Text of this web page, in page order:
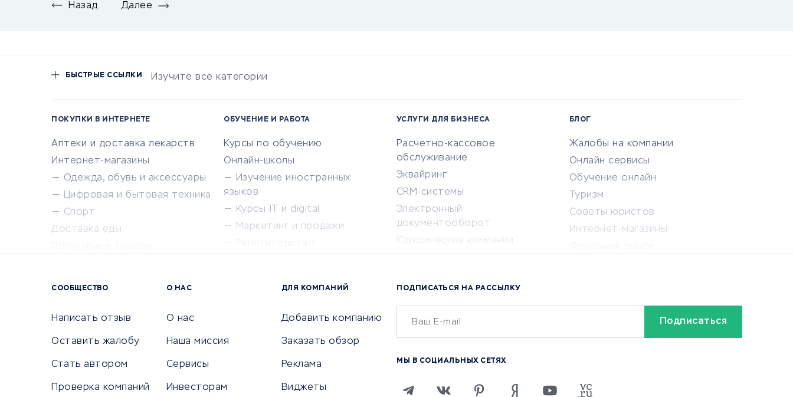
Назад Далее
БЫСТРЫЕ ССЫЛКИ Изучите все категории
ПОКУПКИ В ИНТЕРНЕТЕ
Аптеки и доставка лекарств
Интернет-магазины
Одежда, обувь и аксессуары
Цифровая и бытовая техника
Спорт
Доставка еды
ОБУЧЕНИЕ И РАБОТА
Курсы по обучению
Онлайн-школы
Изучение иностранных
языков
Курсы IT и digital
Маркетинг и продажи
Университеты
УСЛУГИ ДЛЯ БИЗНЕСА
Расчетно-кассовое
обслуживание
Эквайринг
CRM-системы
Электронный
документооборот
Юридические компании
Бухгалтерия онлайн
Онлайн-кассы
SERM
БЛОГ
Жалобы на компании
Онлайн сервисы
Обучение онлайн
Туризм
Советы юристов
Интернет-магазины
СООБЩЕСТВО
Написать отзыв
Оставить жалобу
Стать автором
Проверка компаний
О НАС
О нас
Наша миссия
Сервисы
Инвесторам
ДЛЯ КОМПАНИЙ
Добавить компанию
Заказать обзор
Реклама
Виджеты
ПОДПИСАТЬСЯ НА РАССЫЛКУ
МЫ В СОЦИАЛЬНЫХ СЕТЯХ